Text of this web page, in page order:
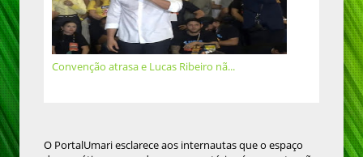
Convenção atrasa e Lucas Ribeiro nã...
O PortalUmari esclarece aos internautas que o espaço